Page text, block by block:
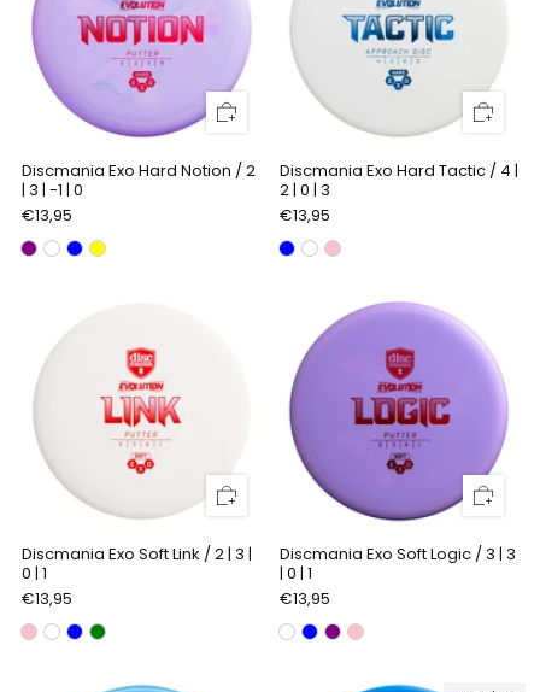
Discmania Exo Hard Notion / 2
| 3 | -1 | 0
€13,95
Discmania Exo Hard Tactic / 4 |
2 | 0 | 3
€13,95
Discmania Exo Soft Link / 2 | 3 |
0 | 1
€13,95
Discmania Exo Soft Logic / 3 | 3
| 0 | 1
€13,95